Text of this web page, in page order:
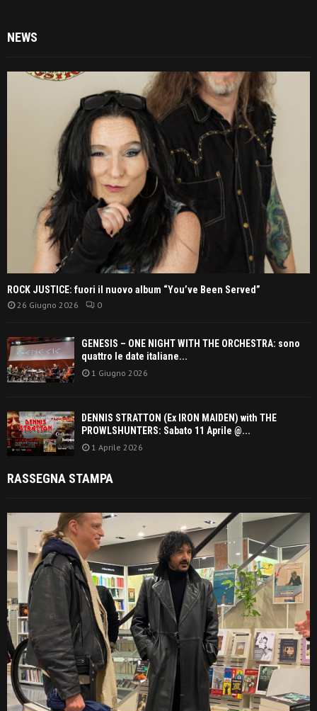
NEWS
ROCK JUSTICE: fuori il nuovo album “You’ve Been Served”
26 Giugno 2026 0
GENESIS – ONE NIGHT WITH THE ORCHESTRA: sono
quattro le date italiane...
1 Giugno 2026
DENNIS STRATTON (Ex IRON MAIDEN) with THE
PROWLSHUNTERS: Sabato 11 Aprile @...
1 Aprile 2026
RASSEGNA STAMPA